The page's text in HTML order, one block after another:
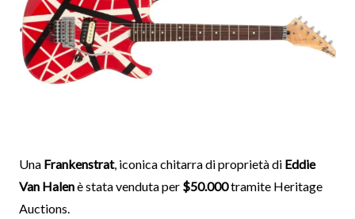
Una Frankenstrat, iconica chitarra di proprietà di Eddie
Van Halenè stata venduta per $50.000tramite Heritage
Auctions.